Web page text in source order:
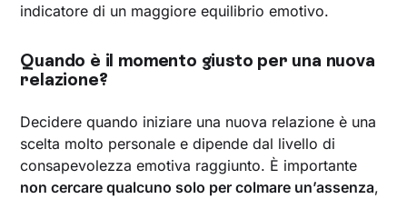
indicatore di un maggiore equilibrio emotivo.
Quando è il momento giusto per una nuova
relazione?
Decidere quando iniziare una nuova relazione è una
scelta molto personale e dipende dal livello di
consapevolezza emotiva raggiunto. È importante
non cercare qualcuno solo per colmare un’assenza,